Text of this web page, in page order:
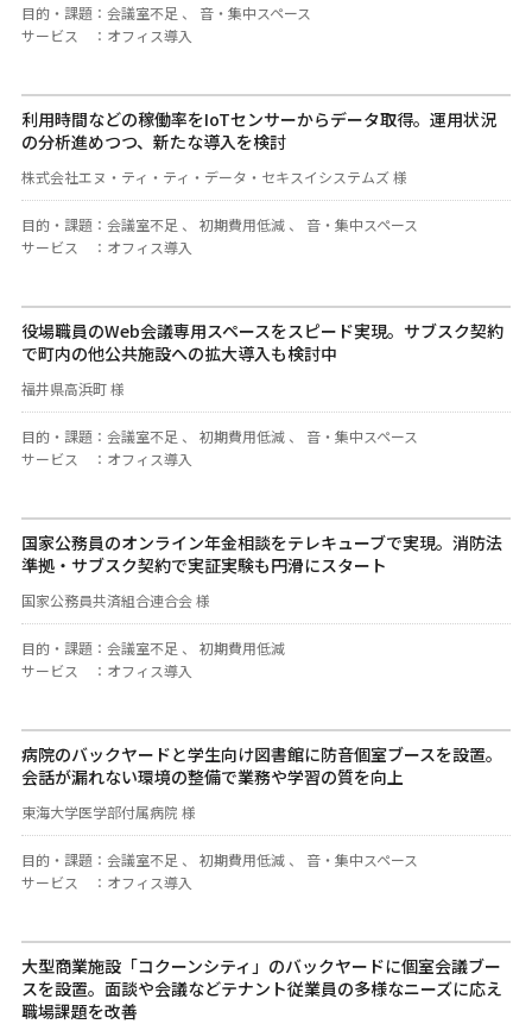
目的・課題： 会議室不足 、 音・集中スペース
サービス
： オフィス導入
利用時間などの稼働率をIoTセンサーからデータ取得。運用状況
の分析進めつつ、新たな導入を検討
株式会社エヌ・ティ・ティ・データ・セキスイシステムズ 様
目的・課題： 会議室不足 、 初期費用低減 、 音・集中スペース
サービス
： オフィス導入
役場職員のWeb会議専用スペースをスピード実現。サブスク契約
で町内の他公共施設への拡大導入も検討中
福井県高浜町 様
目的・課題： 会議室不足 、 初期費用低減 、 音・集中スペース
サービス
： オフィス導入
国家公務員のオンライン年金相談をテレキューブで実現。消防法
準拠・サブスク契約で実証実験も円滑にスタート
国家公務員共済組合連合会 様
目的・課題： 会議室不足 、 初期費用低減
サービス
： オフィス導入
病院のバックヤードと学生向け図書館に防音個室ブースを設置。
会話が漏れない環境の整備で業務や学習の質を向上
東海大学医学部付属病院 様
目的・課題： 会議室不足 、 初期費用低減 、 音・集中スペース
サービス
： オフィス導入
大型商業施設「コクーンシティ」のバックヤードに個室会議ブー
スを設置。面談や会議などテナント従業員の多様なニーズに応え
職場課題を改善